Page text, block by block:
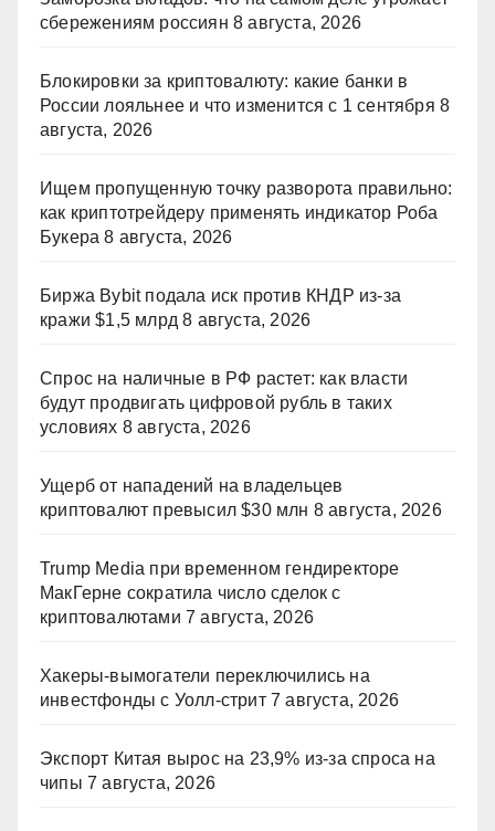
сбережениям россиян 8 августа, 2026
Блокировки за криптовалюту: какие банки в
России лояльнее и что изменится с 1 сентября 8
августа, 2026
Ищем пропущенную точку разворота правильно:
как криптотрейдеру применять индикатор Роба
Букера 8 августа, 2026
Биржа Bybit подала иск против КНДР из‑за
кражи $1,5 млрд 8 августа, 2026
Спрос на наличные в РФ растет: как власти
будут продвигать цифровой рубль в таких
условиях 8 августа, 2026
Ущерб от нападений на владельцев
криптовалют превысил $30 млн 8 августа, 2026
Trump Media при временном гендиректоре
МакГерне сократила число сделок с
криптовалютами 7 августа, 2026
Хакеры-вымогатели переключились на
инвестфонды с Уолл-стрит 7 августа, 2026
Экспорт Китая вырос на 23,9% из-за спроса на
чипы 7 августа, 2026